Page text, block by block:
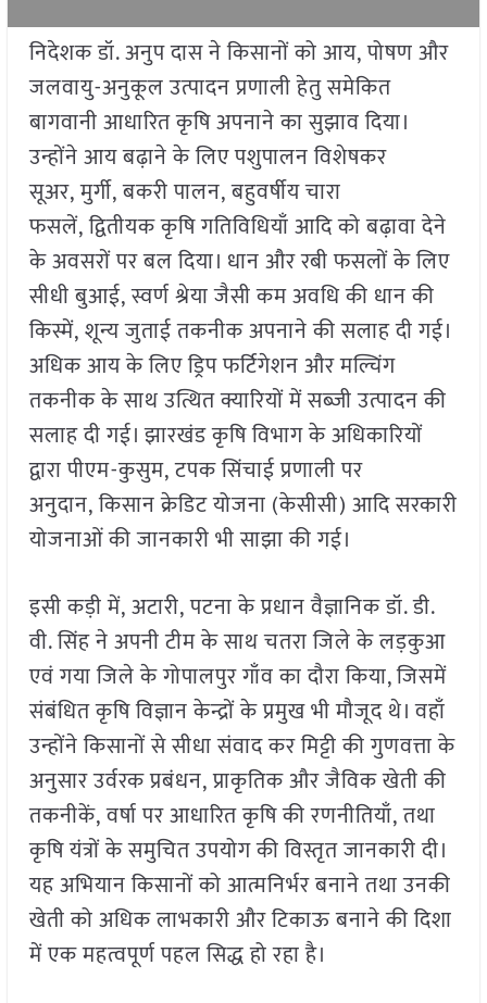
निदेशक डॉ. अनुप दास ने किसानों को आय, पोषण और
जलवायु-अनुकूल उत्पादन प्रणाली हेतु समेकित
बागवानी आधारित कृषि अपनाने का सुझाव दिया।
उन्होंने आय बढ़ाने के लिए पशुपालन विशेषकर
सूअर, मुर्गी, बकरी पालन, बहुवर्षीय चारा
फसलें, द्वितीयक कृषि गतिविधियाँ आदि को बढ़ावा देने
के अवसरों पर बल दिया। धान और रबी फसलों के लिए
सीधी बुआई, स्वर्ण श्रेया जैसी कम अवधि की धान की
किस्में, शून्य जुताई तकनीक अपनाने की सलाह दी गई।
अधिक आय के लिए ड्रिप फर्टिगेशन और मल्चिंग
तकनीक के साथ उत्थित क्यारियों में सब्जी उत्पादन की
सलाह दी गई। झारखंड कृषि विभाग के अधिकारियों
द्वारा पीएम-कुसुम, टपक सिंचाई प्रणाली पर
अनुदान, किसान क्रेडिट योजना (केसीसी) आदि सरकारी
योजनाओं की जानकारी भी साझा की गई।
इसी कड़ी में, अटारी, पटना के प्रधान वैज्ञानिक डॉ. डी.
वी. सिंह ने अपनी टीम के साथ चतरा जिले के लड़कुआ
एवं गया जिले के गोपालपुर गाँव का दौरा किया, जिसमें
संबंधित कृषि विज्ञान केन्द्रों के प्रमुख भी मौजूद थे। वहाँ
उन्होंने किसानों से सीधा संवाद कर मिट्टी की गुणवत्ता के
अनुसार उर्वरक प्रबंधन, प्राकृतिक और जैविक खेती की
तकनीकें, वर्षा पर आधारित कृषि की रणनीतियाँ, तथा
कृषि यंत्रों के समुचित उपयोग की विस्तृत जानकारी दी।
यह अभियान किसानों को आत्मनिर्भर बनाने तथा उनकी
खेती को अधिक लाभकारी और टिकाऊ बनाने की दिशा
में एक महत्वपूर्ण पहल सिद्ध हो रहा है।